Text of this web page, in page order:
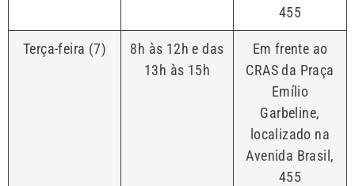
455
Terça-feira (7)
8h às 12h e das
13h às 15h
Em frente ao
CRAS da Praça
Emílio
Garbeline,
localizado na
Avenida Brasil,
455